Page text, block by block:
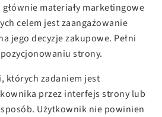
materiały marketingowe
celem jest zaangażowanie
jego decyzje zakupowe. Pełni
strony.
których zadaniem jest
przez interfejs strony lub
Użytkownik nie powinien